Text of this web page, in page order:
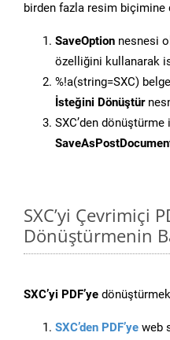
birden fazla resim biçimine
SaveOption nesnesi
özelliğini kullanarak
%!a(string=SXC)
İsteğini Dönüştür
SXC’den dönüştürme
SXC’yi Çevrimiçi
Dönüştürmenin
SXC’yi PDF’ye
SXC’den PDF’ye web